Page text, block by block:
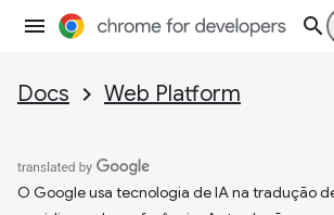
Docs Web Platform
O Google usa tecnologia de IA na tradução